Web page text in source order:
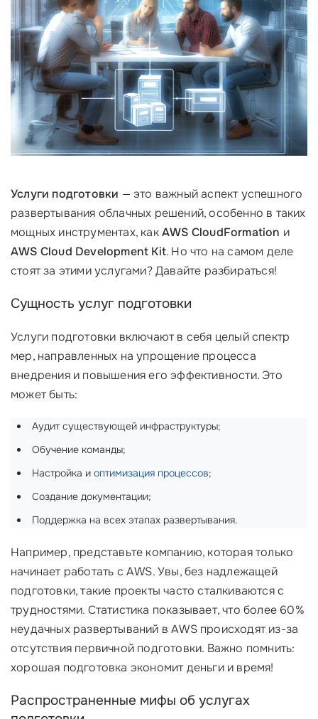
Услуги подготовки — это важный аспект успешного
развертывания облачных решений, особенно в таких
мощных инструментах, какAWS CloudFormation и
AWS Cloud Development Kit. Но что на самом деле
стоят за этими услугами? Давайте разбираться!
Сущность услуг подготовки
Услуги подготовки включают в себя целый спектр
мер, направленных на упрощение процесса
внедрения и повышения его эффективности. Это
может быть:
Аудит существующей инфраструктуры;
Обучение команды;
Настройка и оптимизация процессов;
Создание документации;
Поддержка на всех этапах развертывания.
Например, представьте компанию, которая только
начинает работать с AWS. Увы, без надлежащей
подготовки, такие проекты часто сталкиваются с
трудностями. Статистика показывает, что более 60%
неудачных развертываний в AWS происходят из-за
отсутствия первичной подготовки. Важно помнить:
хорошая подготовка экономит деньги и время!
Распространенные мифы об услугах